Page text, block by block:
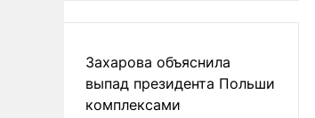
Захарова объяснила
выпад президента Польши
комплексами